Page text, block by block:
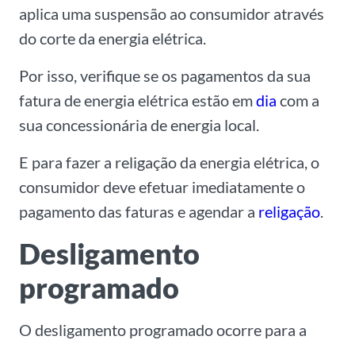
aplica uma suspensão ao consumidor através
do corte da energia elétrica.
Por isso, verifique se os pagamentos da sua
fatura de energia elétrica estão emdia com a
sua concessionária de energia local.
E para fazer a religação da energia elétrica, o
consumidor deve efetuar imediatamente o
pagamento das faturas e agendar a religação.
Desligamento
programado
O desligamento programado ocorre para a